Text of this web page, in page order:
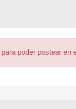
para poder postear en